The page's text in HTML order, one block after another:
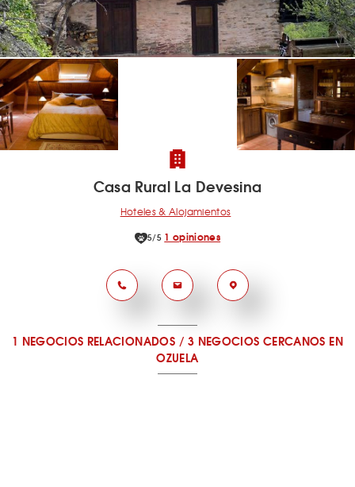
Casa Rural La Devesina
Hoteles & Alojamientos
5/5 1 opiniones
1 NEGOCIOS RELACIONADOS/3 NEGOCIOS CERCANOS EN
OZUELA